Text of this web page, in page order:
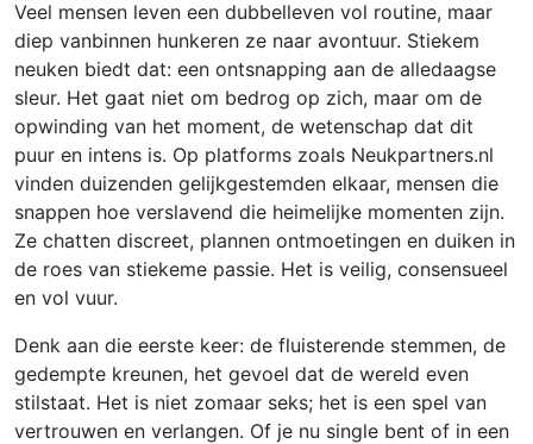
Veel mensen leven een dubbelleven vol routine, maar
diep vanbinnen hunkeren ze naar avontuur. Stiekem
neuken biedt dat: een ontsnapping aan de alledaagse
sleur. Het gaat niet om bedrog op zich, maar om de
opwinding van het moment, de wetenschap dat dit
puur en intens is. Op platforms zoals Neukpartners.nl
vinden duizenden gelijkgestemden elkaar, mensen die
snappen hoe verslavend die heimelijke momenten zijn.
Ze chatten discreet, plannen ontmoetingen en duiken in
de roes van stiekeme passie. Het is veilig, consensueel
en vol vuur.
Denk aan die eerste keer: de fluisterende stemmen, de
gedempte kreunen, het gevoel dat de wereld even
stilstaat. Het is niet zomaar seks; het is een spel van
vertrouwen en verlangen. Of je nu single bent of in een